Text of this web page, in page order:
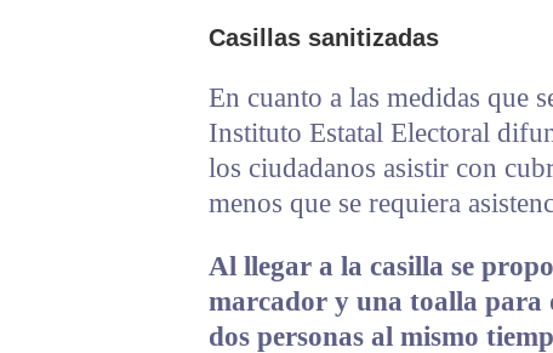
Casillas sanitizadas
En cuanto a las medidas que
Instituto Estatal Electoral
los ciudadanos asistir con
menos que se requiera
Al llegar a la casilla se
marcador y una toalla para
dos personas al mismo